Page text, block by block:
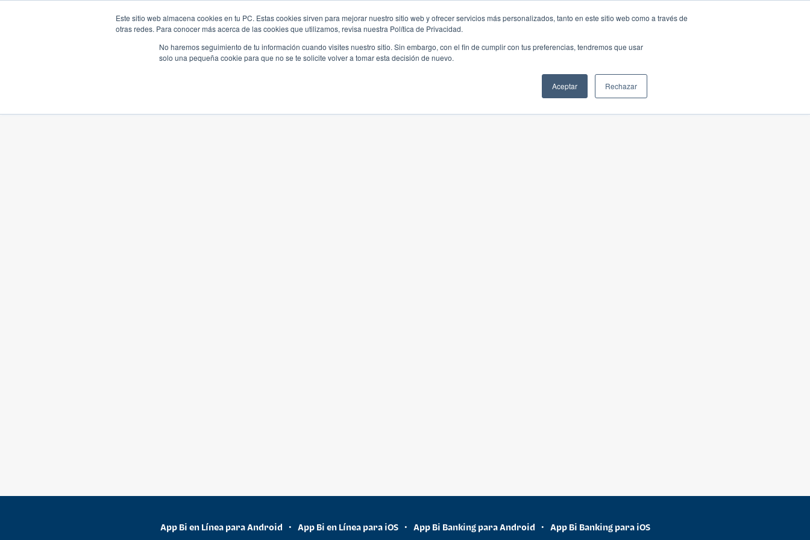
Este sitio web almacena cookies en tu PC. Estas cookies sirven para mejorar nuestro sitio web y ofrecer servicios más personalizados, tanto en este sitio web como a través de
otras redes. Para conocer más acerca de las cookies que utilizamos, revisa nuestra Política de Privacidad.
No haremos seguimiento de tu información cuando visites nuestro sitio. Sin embargo, con el fin de cumplir con tus preferencias, tendremos que usar
solo una pequeña cookie para que no se te solicite volver a tomar esta decisión de nuevo.
Aceptar Rechazar
App Bi en Línea para Android • App Bi en Línea para iOS • App Bi Banking para Android • App Bi Banking para iOS